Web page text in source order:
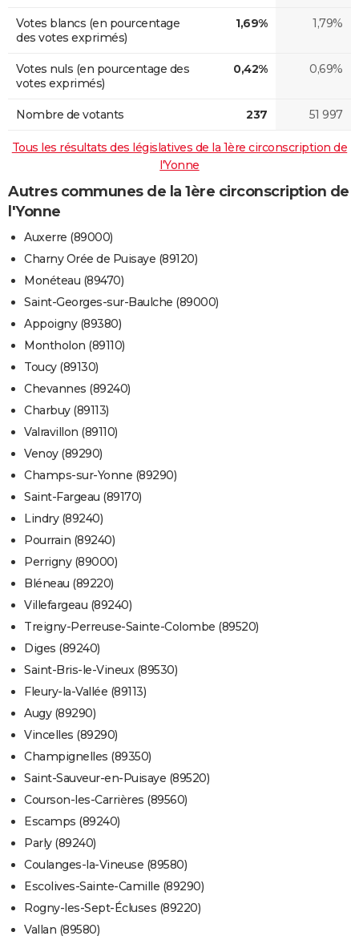
Votes blancs (en pourcentage
des votes exprimés)
1,69% 1,79%
Votes nuls (en pourcentage des
votes exprimés)
0,42% 0,69%
Nombre de votants 237 51 997
Tous les résultats des législatives de la 1ère circonscription de
l'Yonne
Autres communes de la 1ère circonscription de
l'Yonne
Auxerre (89000)
Charny Orée de Puisaye (89120)
Monéteau (89470)
Saint-Georges-sur-Baulche (89000)
Appoigny (89380)
Montholon (89110)
Toucy (89130)
Chevannes (89240)
Charbuy (89113)
Valravillon (89110)
Venoy (89290)
Champs-sur-Yonne (89290)
Saint-Fargeau (89170)
Lindry (89240)
Pourrain (89240)
Perrigny (89000)
Bléneau (89220)
Villefargeau (89240)
Treigny-Perreuse-Sainte-Colombe (89520)
Diges (89240)
Saint-Bris-le-Vineux (89530)
Fleury-la-Vallée (89113)
Augy (89290)
Vincelles (89290)
Champignelles (89350)
Saint-Sauveur-en-Puisaye (89520)
Courson-les-Carrières (89560)
Escamps (89240)
Parly (89240)
Coulanges-la-Vineuse (89580)
Escolives-Sainte-Camille (89290)
Rogny-les-Sept-Écluses (89220)
Vallan (89580)